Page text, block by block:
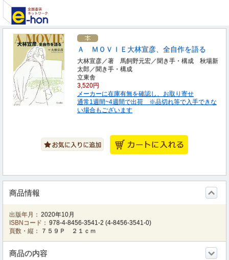
Ａ ＭＯＶＩＥ大林宣彦、全自作を語る
大林宣彦／著 馬飼野元宏／聞き手・構成 秋場新
太郎／聞き手・構成
立東舎
3,520円
メーカーに在庫有無を確認し、お取り寄せ
通常1週間~4週間で出荷 ※品切れ等で入手できな
い場合もございます
商品情報
出版年月： 2020年10月
ISBNコード： 978-4-8456-3541-2 (4-8456-3541-0)
頁数・縦：
７５９Ｐ ２１ｃｍ
商品の内容